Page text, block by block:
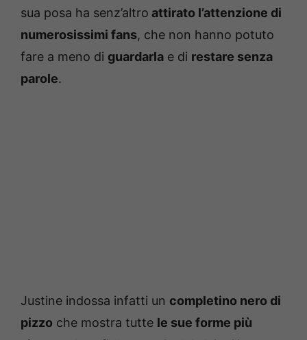
sua posa ha senz’altro attirato l’attenzione di
numerosissimi fans, che non hanno potuto
fare a meno di guardarla e di restare senza
parole.
Justine indossa infatti un completino nero di
pizzo che mostra tutte le sue forme più